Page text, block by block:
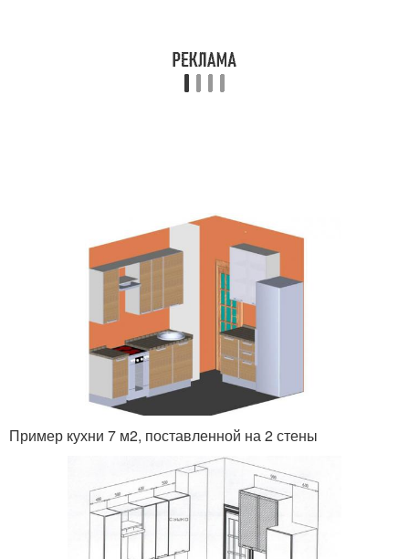
Пример кухни 7 м2, поставленной на 2 стены